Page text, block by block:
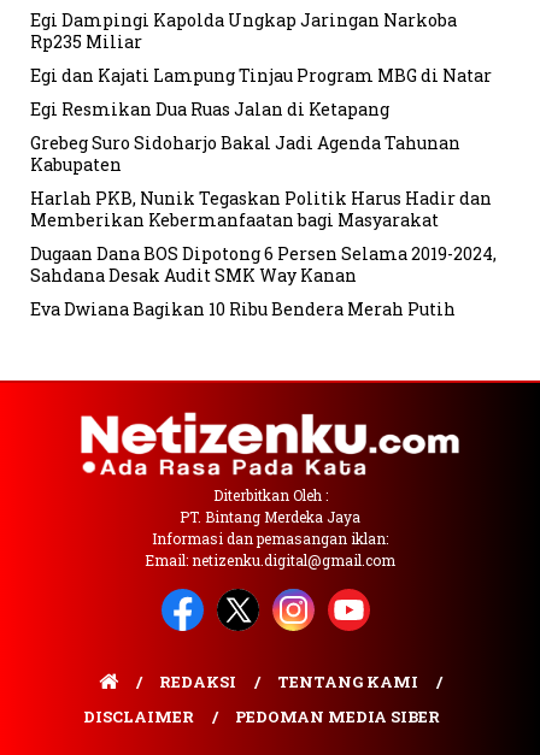
Egi Dampingi Kapolda Ungkap Jaringan Narkoba
Rp235 Miliar
Egi dan Kajati Lampung Tinjau Program MBG di Natar
Egi Resmikan Dua Ruas Jalan di Ketapang
Grebeg Suro Sidoharjo Bakal Jadi Agenda Tahunan
Kabupaten
Harlah PKB, Nunik Tegaskan Politik Harus Hadir dan
Memberikan Kebermanfaatan bagi Masyarakat
Dugaan Dana BOS Dipotong 6 Persen Selama 2019-2024,
Sahdana Desak Audit SMK Way Kanan
Eva Dwiana Bagikan 10 Ribu Bendera Merah Putih
Diterbitkan Oleh :
PT. Bintang Merdeka Jaya
Informasi dan pemasangan iklan:
Email: netizenku.digital@gmail.com
REDAKSI
TENTANG KAMI
DISCLAIMER
PEDOMAN MEDIA SIBER